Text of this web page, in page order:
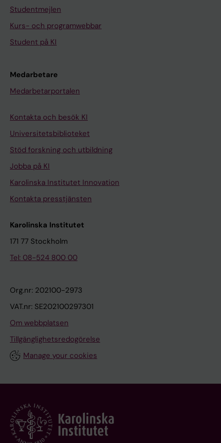
Studentmejlen
Kurs- och programwebbar
Student på KI
Medarbetare
Medarbetarportalen
Kontakta och besök KI
Universitetsbiblioteket
Stöd forskning och utbildning
Jobba på KI
Karolinska Institutet Innovation
Kontakta presstjänsten
Karolinska Institutet
171 77 Stockholm
Tel: 08-524 800 00
Org.nr: 202100-2973
VAT.nr: SE202100297301
Om webbplatsen
Tillgänglighetsredogörelse
Manage your cookies